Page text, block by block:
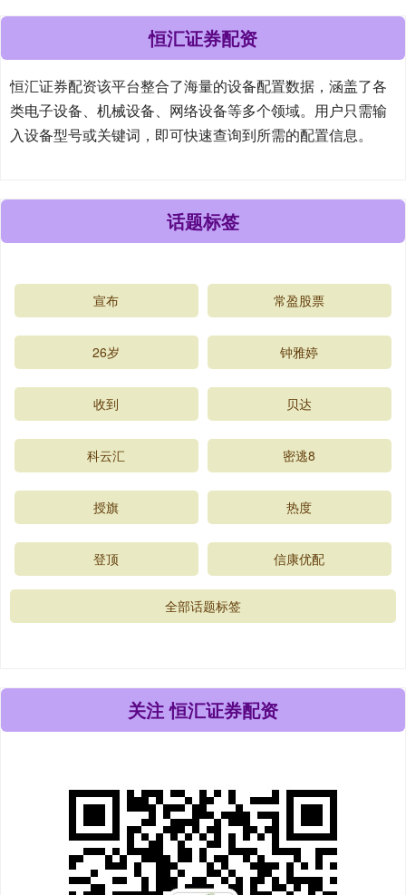
恒汇证券配资
恒汇证券配资该平台整合了海量的设备配置数据，涵盖了各
类电子设备、机械设备、网络设备等多个领域。用户只需输
入设备型号或关键词，即可快速查询到所需的配置信息。
话题标签
宣布 常盈股票
26岁 钟雅婷
收到 贝达
科云汇 密逃8
授旗 热度
登顶 信康优配
全部话题标签
关注 恒汇证券配资